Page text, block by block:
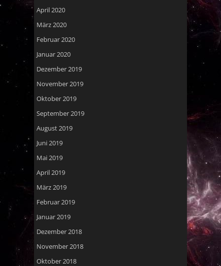
April 2020
März 2020
Februar 2020
Januar 2020
Dezember 2019
November 2019
Oktober 2019
September 2019
August 2019
Juni 2019
Mai 2019
April 2019
März 2019
Februar 2019
Januar 2019
Dezember 2018
November 2018
Oktober 2018